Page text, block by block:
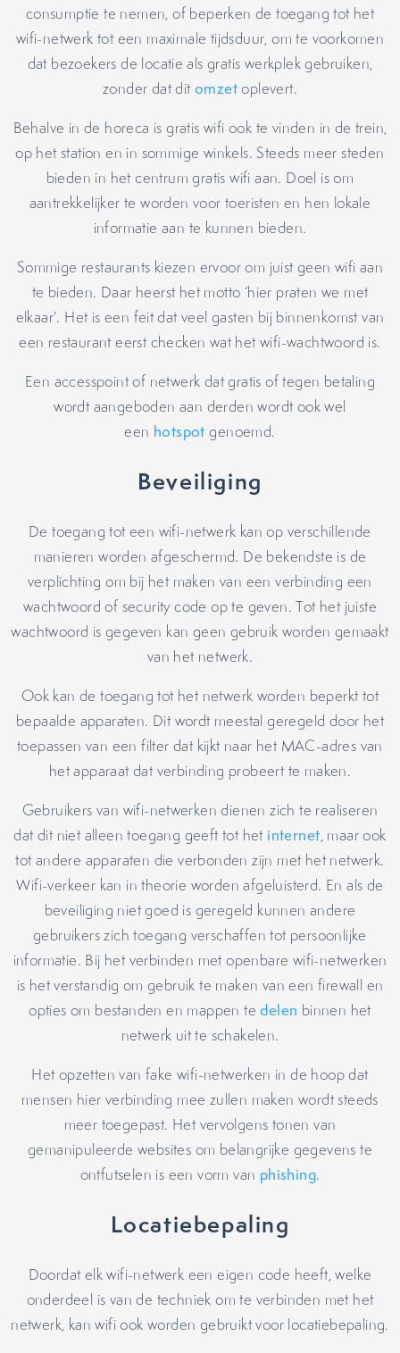
consumptie te nemen, of beperken de toegang tot het
wifi-netwerk tot een maximale tijdsduur, om te voorkomen
dat bezoekers de locatie als gratis werkplek gebruiken,
zonder dat ditomzetoplevert.
Behalve in de horeca is gratis wifi ook te vinden in de trein,
op het station en in sommige winkels. Steeds meer steden
bieden in het centrum gratis wifi aan. Doel is om
aantrekkelijker te worden voor toeristen en hen lokale
informatie aan te kunnen bieden.
Sommige restaurants kiezen ervoor om juist geen wifi aan
te bieden. Daar heerst het motto ‘hier praten we met
elkaar’. Het is een feit dat veel gasten bij binnenkomst van
een restaurant eerst checken wat het wifi-wachtwoord is.
Een accesspoint of netwerk dat gratis of tegen betaling
wordt aangeboden aan derden wordt ook wel
een hotspot genoemd.
Beveiliging
De toegang tot een wifi-netwerk kan op verschillende
manieren worden afgeschermd. De bekendste is de
verplichting om bij het maken van een verbinding een
wachtwoord of security code op te geven. Tot het juiste
wachtwoord is gegeven kan geen gebruik worden gemaakt
van het netwerk.
Ook kan de toegang tot het netwerk worden beperkt tot
bepaalde apparaten. Dit wordt meestal geregeld door het
toepassen van een filter dat kijkt naar het MAC-adres van
het apparaat dat verbinding probeert te maken.
Gebruikers van wifi-netwerken dienen zich te realiseren
dat dit niet alleen toegang geeft tot het internet, maar ook
tot andere apparaten die verbonden zijn met het netwerk.
Wifi-verkeer kan in theorie worden afgeluisterd. En als de
beveiliging niet goed is geregeld kunnen andere
gebruikers zich toegang verschaffen tot persoonlijke
informatie. Bij het verbinden met openbare wifi-netwerken
is het verstandig om gebruik te maken van een firewall en
opties om bestanden en mappen tedelen binnen het
netwerk uit te schakelen.
Het opzetten van fake wifi-netwerken in de hoop dat
mensen hier verbinding mee zullen maken wordt steeds
meer toegepast. Het vervolgens tonen van
gemanipuleerde websites om belangrijke gegevens te
ontfutselen is een vorm van phishing.
Locatiebepaling
Doordat elk wifi-netwerk een eigen code heeft, welke
onderdeel is van de techniek om te verbinden met het
netwerk, kan wifi ook worden gebruikt voor locatiebepaling.